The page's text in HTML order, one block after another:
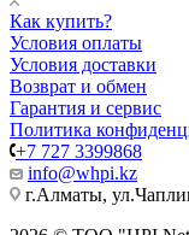
Как купить?
Условия оплаты
Условия доставки
Возврат и обмен
Гарантия и сервис
Политика
+7 727 3399868
info@whpi.kz
г.Алматы,